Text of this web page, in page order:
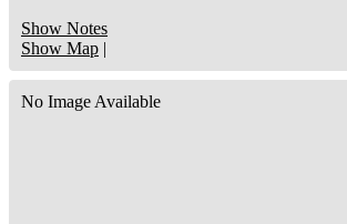
Show Notes
Show Map |
No Image Available